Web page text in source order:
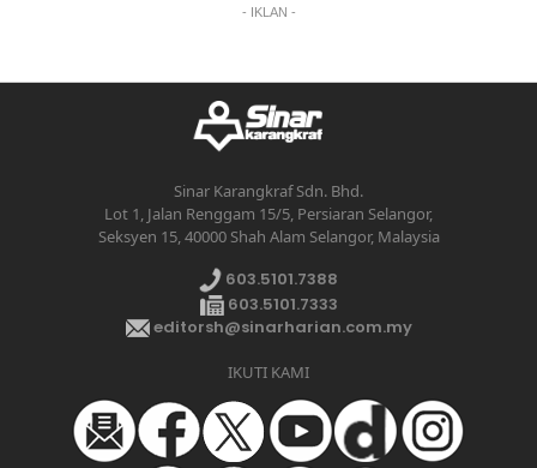
- IKLAN -
Sinar Karangkraf Sdn. Bhd.
Lot 1, Jalan Renggam 15/5, Persiaran Selangor,
Seksyen 15, 40000 Shah Alam Selangor, Malaysia
603.5101.7388
603.5101.7333
editorsh@sinarharian.com.my
IKUTI KAMI